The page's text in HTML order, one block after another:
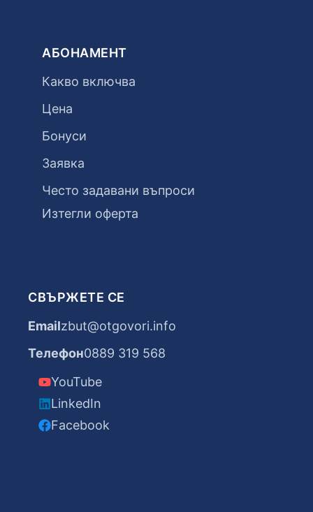
АБОНАМЕНТ
Какво включва
Цена
Бонуси
Заявка
Често задавани въпроси
Изтегли оферта
СВЪРЖЕТЕ СЕ
Emailzbut@otgovori.info
Телефон0889 319 568
YouTube
LinkedIn
Facebook